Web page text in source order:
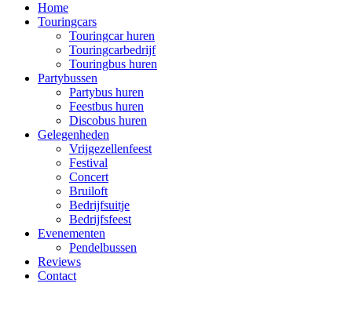
Home
Touringcars
Touringcar huren
Touringcarbedrijf
Touringbus huren
Partybussen
Partybus huren
Feestbus huren
Discobus huren
Gelegenheden
Vrijgezellenfeest
Festival
Concert
Bruiloft
Bedrijfsuitje
Bedrijfsfeest
Evenementen
Pendelbussen
Reviews
Contact